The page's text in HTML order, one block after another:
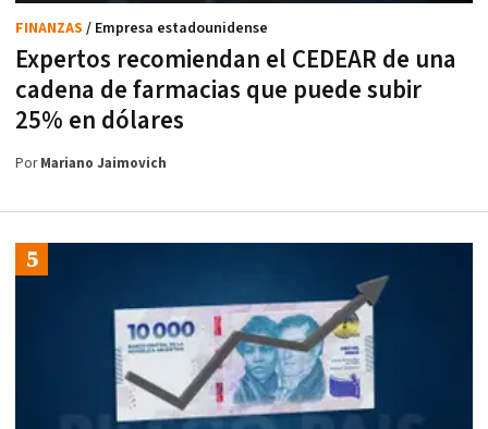
Expertos recomiendan el CEDEAR de una
cadena de farmacias que puede subir
25% en dólares
FINANZAS / Empresa estadounidense
PorMariano Jaimovich